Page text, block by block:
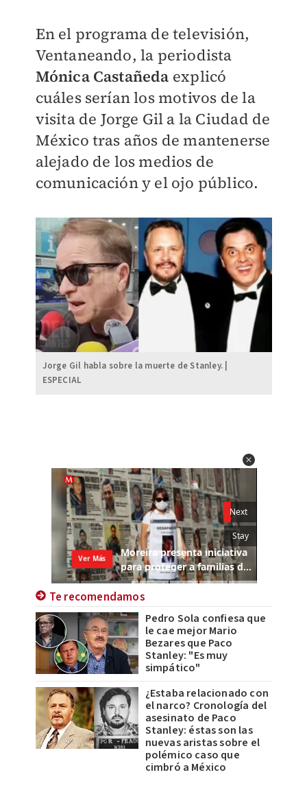
En el programa de televisión,
Ventaneando, la periodista
Mónica Castañeda explicó
cuáles serían los motivos de la
visita de Jorge Gil a la Ciudad de
México tras años de mantenerse
alejado de los medios de
comunicación y el ojo público.
Jorge Gil habla sobre la muerte de Stanley. |
ESPECIAL
Te recomendamos
Pedro Sola confiesa que
le cae mejor Mario
Bezares que Paco
Stanley: "Es muy
simpático"
¿Estaba relacionado con
el narco? Cronología del
asesinato de Paco
Stanley: éstas son las
nuevas aristas sobre el
polémico caso que
cimbró a México